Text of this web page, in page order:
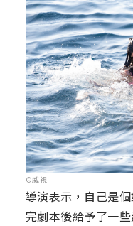
©威視
導演表示，自己是
完劇本後給予了一